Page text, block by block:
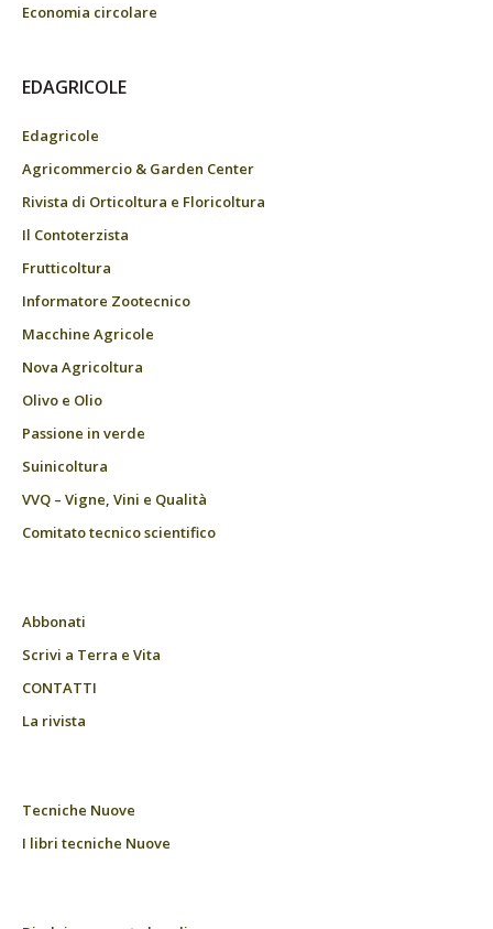
Economia circolare
EDAGRICOLE
Edagricole
Agricommercio & Garden Center
Rivista di Orticoltura e Floricoltura
Il Contoterzista
Frutticoltura
Informatore Zootecnico
Macchine Agricole
Nova Agricoltura
Olivo e Olio
Passione in verde
Suinicoltura
VVQ – Vigne, Vini e Qualità
Comitato tecnico scientifico
Abbonati
Scrivi a Terra e Vita
CONTATTI
La rivista
Tecniche Nuove
I libri tecniche Nuove